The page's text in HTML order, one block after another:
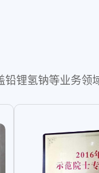
铅锂氢钠等业务领